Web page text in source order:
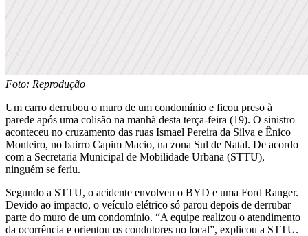
Foto: Reprodução
Um carro derrubou o muro de um condomínio e ficou preso à
parede após uma colisão na manhã desta terça-feira (19). O sinistro
aconteceu no cruzamento das ruas Ismael Pereira da Silva e Ênico
Monteiro, no bairro Capim Macio, na zona Sul de Natal. De acordo
com a Secretaria Municipal de Mobilidade Urbana (STTU),
ninguém se feriu.
Segundo a STTU, o acidente envolveu o BYD e uma Ford Ranger.
Devido ao impacto, o veículo elétrico só parou depois de derrubar
parte do muro de um condomínio. “A equipe realizou o atendimento
da ocorrência e orientou os condutores no local”, explicou a STTU.